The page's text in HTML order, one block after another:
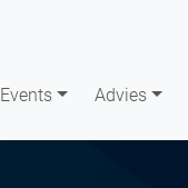
Events Advies